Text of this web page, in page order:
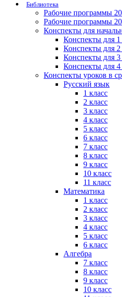
Библиотека
Рабочие программы
Рабочие программы
Конспекты для
Конспекты для 1
Конспекты для 2
Конспекты для 3
Конспекты для 4
Конспекты уроков в
Русский язык
1 класс
2 класс
3 класс
4 класс
5 класс
6 класс
7 класс
8 класс
9 класс
10 класс
11 класс
Математика
1 класс
2 класс
3 класс
4 класс
5 класс
6 класс
Алгебра
7 класс
8 класс
9 класс
10 класс